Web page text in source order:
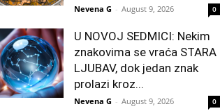
Nevena G - August 9, 2026 0
U NOVOJ SEDMICI: Nekim
znakovima se vraća STARA
LJUBAV, dok jedan znak
prolazi kroz...
Nevena G - August 9, 2026 0